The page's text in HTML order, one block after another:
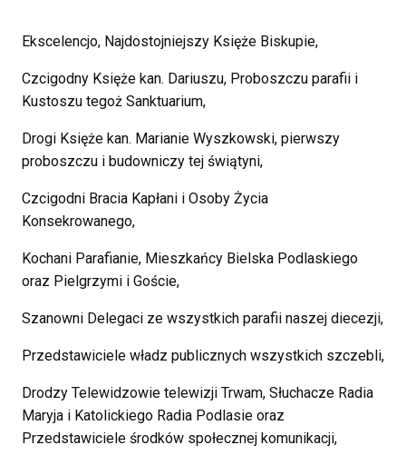
Ekscelencjo, Najdostojniejszy Księże Biskupie,
Czcigodny Księże kan. Dariuszu, Proboszczu parafii i
Kustoszu tegoż Sanktuarium,
Drogi Księże kan. Marianie Wyszkowski, pierwszy
proboszczu i budowniczy tej świątyni,
Czcigodni Bracia Kapłani i Osoby Życia
Konsekrowanego,
Kochani Parafianie, Mieszkańcy Bielska Podlaskiego
oraz Pielgrzymi i Goście,
Szanowni Delegaci ze wszystkich parafii naszej diecezji,
Przedstawiciele władz publicznych wszystkich szczebli,
Drodzy Telewidzowie telewizji Trwam, Słuchacze Radia
Maryja i Katolickiego Radia Podlasie oraz
Przedstawiciele środków społecznej komunikacji,